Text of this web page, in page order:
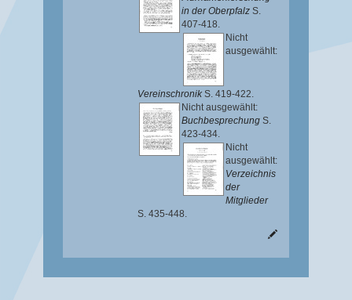
in der Oberpfalz S.
407-418.
Nicht
ausgewählt:
Vereinschronik S. 419-422.
Nicht ausgewählt:
Buchbesprechung S.
423-434.
Nicht
ausgewählt:
Verzeichnis
der
Mitglieder
S. 435-448.